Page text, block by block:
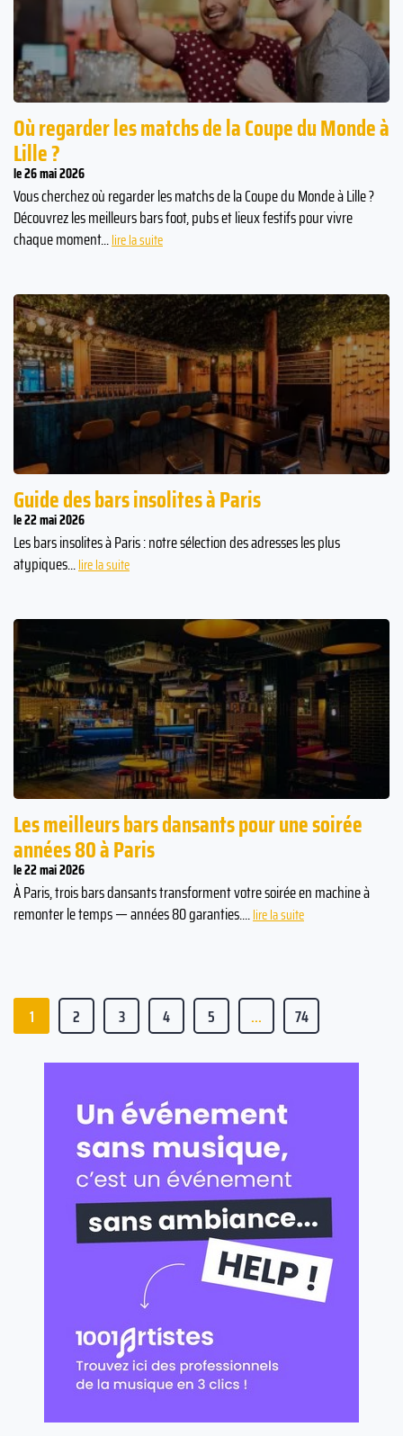
Où regarder les matchs de la Coupe du Monde à
Lille ?
le 26 mai 2026
Vous cherchez où regarder les matchs de la Coupe du Monde à Lille ?
Découvrez les meilleurs bars foot, pubs et lieux festifs pour vivre
chaque moment...lire la suite
Guide des bars insolites à Paris
le 22 mai 2026
Les bars insolites à Paris : notre sélection des adresses les plus
atypiques...lire la suite
Les meilleurs bars dansants pour une soirée
années 80 à Paris
le 22 mai 2026
À Paris, trois bars dansants transforment votre soirée en machine à
remonter le temps — années 80 garanties....lire la suite
1 2 3 4 5 ... 74